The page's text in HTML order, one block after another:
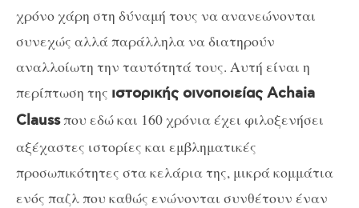
χρόνο χάρη στη δύναμή τους να ανανεώνονται
συνεχώς αλλά παράλληλα να διατηρούν
αναλλοίωτη την ταυτότητά τους. Αυτή είναι η
περίπτωση της ιστορικής οινοποιείας Achaia
Claussπου εδώ και 160 χρόνια έχει φιλοξενήσει
αξέχαστες ιστορίες και εμβληματικές
προσωπικότητες στα κελάρια της, μικρά κομμάτια
ενός παζλ που καθώς ενώνονται συνθέτουν έναν